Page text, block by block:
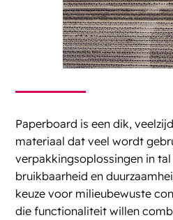
Paperboard is een dik,
materiaal dat veel wordt
verpakkingsoplossingen in
bruikbaarheid en
keuze voor milieubewuste
die functionaliteit willen